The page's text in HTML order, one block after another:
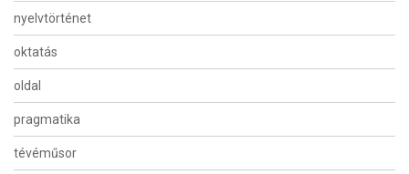
nyelvtörténet
oktatás
oldal
pragmatika
tévéműsor